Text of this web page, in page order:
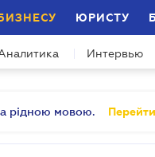
ЮРИСТУ
Интервью
рідною мовою.